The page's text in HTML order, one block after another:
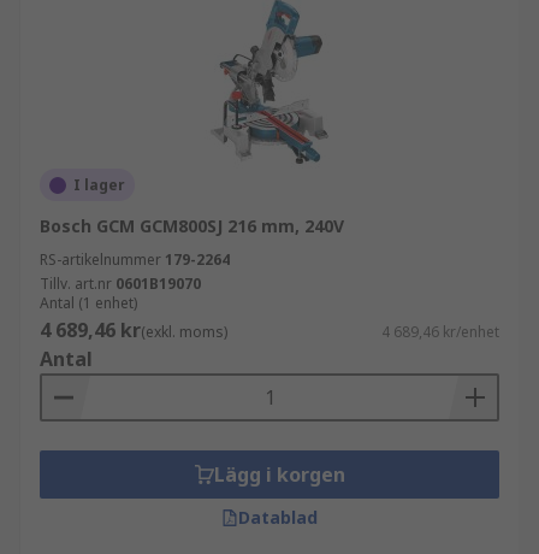
I lager
Bosch GCM GCM800SJ 216 mm, 240V
RS-artikelnummer 179-2264
Tillv. art.nr 0601B19070
Antal (1 enhet)
4 689,46 kr(exkl. moms) 4 689,46 kr/enhet
Antal
Lägg i korgen
Datablad